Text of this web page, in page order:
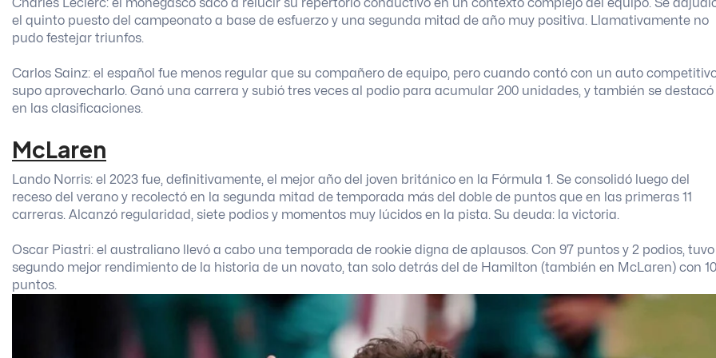
Charles Leclerc: el monegasco sacó a relucir su repertorio conductivo en un contexto complejo del equipo. Se
el quinto puesto del campeonato a base de esfuerzo y una segunda mitad de año muy positiva. Llamativamente no
pudo festejar triunfos.
Carlos Sainz: el español fue menos regular que su compañero de equipo, pero cuando contó con un auto
supo aprovecharlo. Ganó una carrera y subió tres veces al podio para acumular 200 unidades, y también se destacó
en las clasificaciones.
McLaren
Lando Norris: el 2023 fue, definitivamente, el mejor año del joven británico en la Fórmula 1. Se consolidó luego del
receso del verano y recolectó en la segunda mitad de temporada más del doble de puntos que en las primeras 11
carreras. Alcanzó regularidad, siete podios y momentos muy lúcidos en la pista. Su deuda: la victoria.
Oscar Piastri: el australiano llevó a cabo una temporada de rookie digna de aplausos. Con 97 puntos y 2 podios, tuvo
segundo mejor rendimiento de la historia de un novato, tan solo detrás del de Hamilton (también en McLaren) con
puntos.